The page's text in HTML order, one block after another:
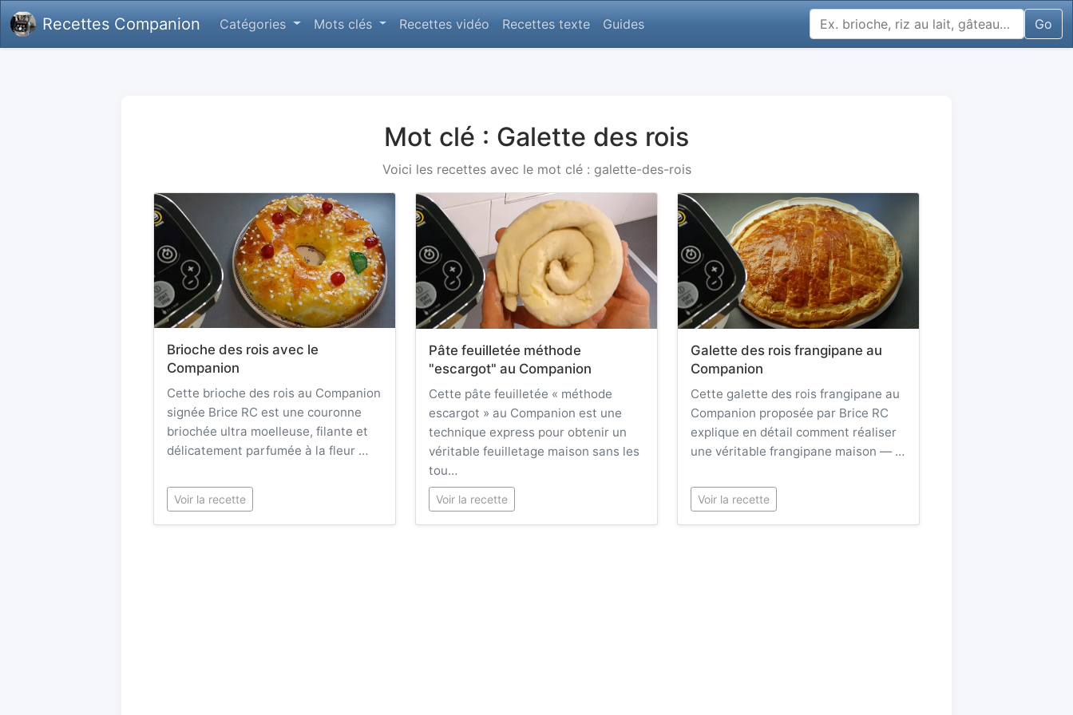
Recettes Companion Catégories Mots clés Recettes vidéo Recettes texte Guides Go
Mot clé : Galette des rois
Voici les recettes avec le mot clé : galette-des-rois
Brioche des rois avec le
Companion
Cette brioche des rois au Companion
signée Brice RC est une couronne
briochée ultra moelleuse, filante et
délicatement parfumée à la fleur …
Voir la recette
Pâte feuilletée méthode
"escargot" au Companion
Cette pâte feuilletée « méthode
escargot » au Companion est une
technique express pour obtenir un
véritable feuilletage maison sans les
tou…
Voir la recette
Galette des rois frangipane au
Companion
Cette galette des rois frangipane au
Companion proposée par Brice RC
explique en détail comment réaliser
une véritable frangipane maison — …
Voir la recette